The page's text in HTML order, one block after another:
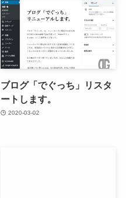
ブログ「でぐっち」リスタ
ートします。
2020-03-02